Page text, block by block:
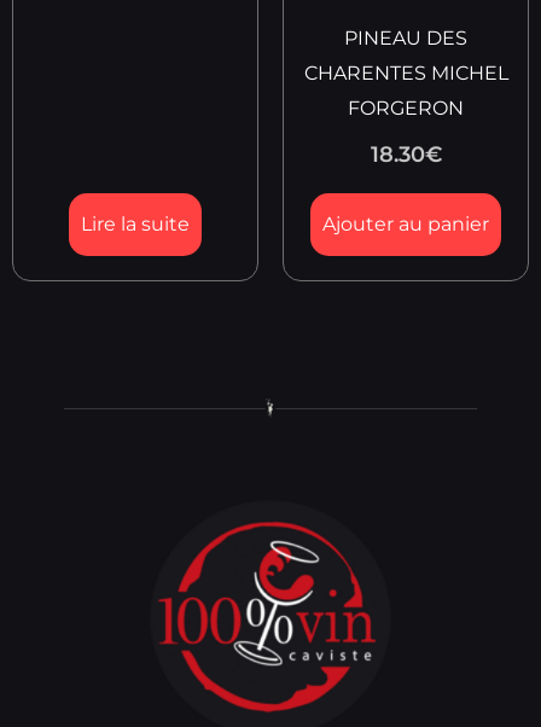
Lire la suite
PINEAU DES
CHARENTES MICHEL
FORGERON
18.30€
Ajouter au panier